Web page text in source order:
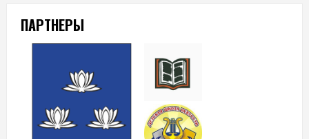
ПАРТНЕРЫ